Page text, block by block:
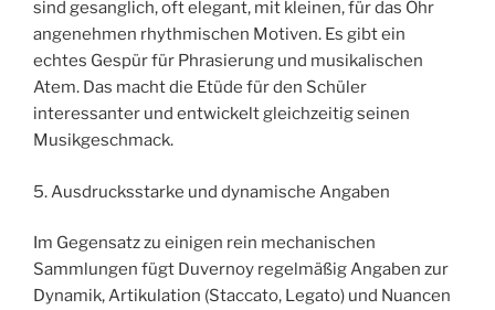
sind gesanglich, oft elegant, mit kleinen, für das Ohr
angenehmen rhythmischen Motiven. Es gibt ein
echtes Gespür für Phrasierung und musikalischen
Atem. Das macht die Etüde für den Schüler
interessanter und entwickelt gleichzeitig seinen
Musikgeschmack.
5. Ausdrucksstarke und dynamische Angaben
Im Gegensatz zu einigen rein mechanischen
Sammlungen fügt Duvernoy regelmäßig Angaben zur
Dynamik, Artikulation (Staccato, Legato) und Nuancen